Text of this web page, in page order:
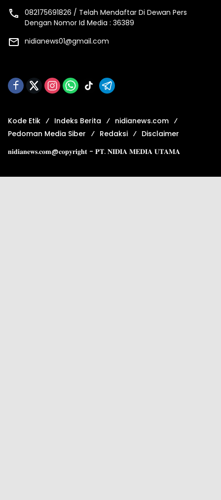
082175691826 / Telah Mendaftar Di Dewan Pers
Dengan Nomor Id Media : 36389
nidianews01@gmail.com
Kode Etik Indeks Berita
nidianews.com
Pedoman Media Siber
Redaksi
Disclaimer
𝐧𝐢𝐝𝐢𝐚𝐧𝐞𝐰𝐬.𝐜𝐨𝐦@𝐜𝐨𝐩𝐲𝐫𝐢𝐠𝐡𝐭 - 𝐏𝐓. 𝐍𝐈𝐃𝐈𝐀 𝐌𝐄𝐃𝐈𝐀 𝐔𝐓𝐀𝐌𝐀